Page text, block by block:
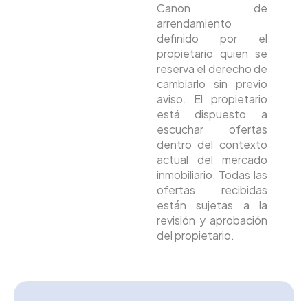
Canon de
arrendamiento
definido por el
propietario quien se
reserva el derecho de
cambiarlo sin previo
aviso. El propietario
está dispuesto a
escuchar ofertas
dentro del contexto
actual del mercado
inmobiliario. Todas las
ofertas recibidas
están sujetas a la
revisión y aprobación
del propietario.